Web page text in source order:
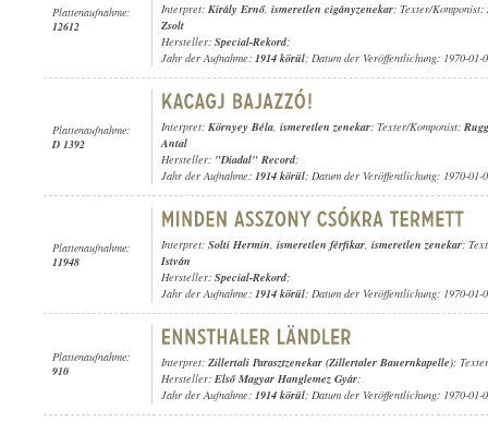
Plattenaufnahme:
12612
Interpret: Király Ernő, ismeretlen cigányzenekar; Texter/Komponist:
Zsolt
Hersteller: Special-Rekord;
Jahr der Aufnahme: 1914 körül; Datum der Veröffentlichung: 1970-01-
Plattenaufnahme:
D 1392
Interpret: Környey Béla, ismeretlen zenekar; Texter/Komponist:
Antal
Hersteller: "Diadal" Record;
Jahr der Aufnahme: 1914 körül; Datum der Veröffentlichung: 1970-01-
Plattenaufnahme:
11948
Interpret: Solti Hermin, ismeretlen férfikar, ismeretlen zenekar;
István
Hersteller: Special-Rekord;
Jahr der Aufnahme: 1914 körül; Datum der Veröffentlichung: 1970-01-
Plattenaufnahme:
910
Interpret: Zillertali Parasztzenekar (Zillertaler Bauernkapelle);
Hersteller: Első Magyar Hanglemez Gyár;
Jahr der Aufnahme: 1914 körül; Datum der Veröffentlichung: 1970-01-